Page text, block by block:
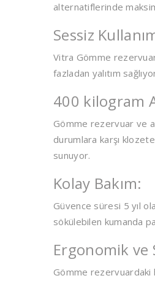
alternatiflerinde
Sessiz
Vitra Gömme
fazladan yalıtım
400 kilogram
Gömme rezervuar ve
durumlara karşı
sunuyor.
Kolay Bakım:
Güvence süresi 5 yıl
sökülebilen kumanda
Ergonomik
Gömme rezervuardaki